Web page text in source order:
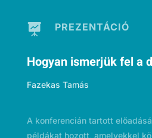
 PREZENTÁCIÓ
Hogyan ismerjük fel a
Fazekas Tamás
A konferencián tartott
példákat hozott, amelyekkel